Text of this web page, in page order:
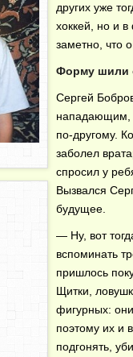
других уже
хоккей, но и
заметно, что
Форму шили
Сергей
нападающим,
по-другому.
заболел
спросил у
Вызвался
будущее.
— Ну, вот
вспоминать
пришлось
Щитки,
фигурных:
поэтому их и
подгонять,